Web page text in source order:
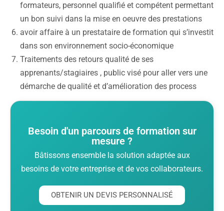
formateurs, personnel qualifié et compétent permettant
un bon suivi dans la mise en oeuvre des prestations
avoir affaire à un prestataire de formation qui s’investit
dans son environnement socio-économique
Traitements des retours qualité de ses
apprenants/stagiaires , public visé pour aller vers une
démarche de qualité et d’amélioration des process
Besoin d'un parcours de formation sur
mesure ?
Bâtissons ensemble la solution adaptée aux
besoins de votre entreprise et de vos collaborateurs.
OBTENIR UN DEVIS PERSONNALISÉ